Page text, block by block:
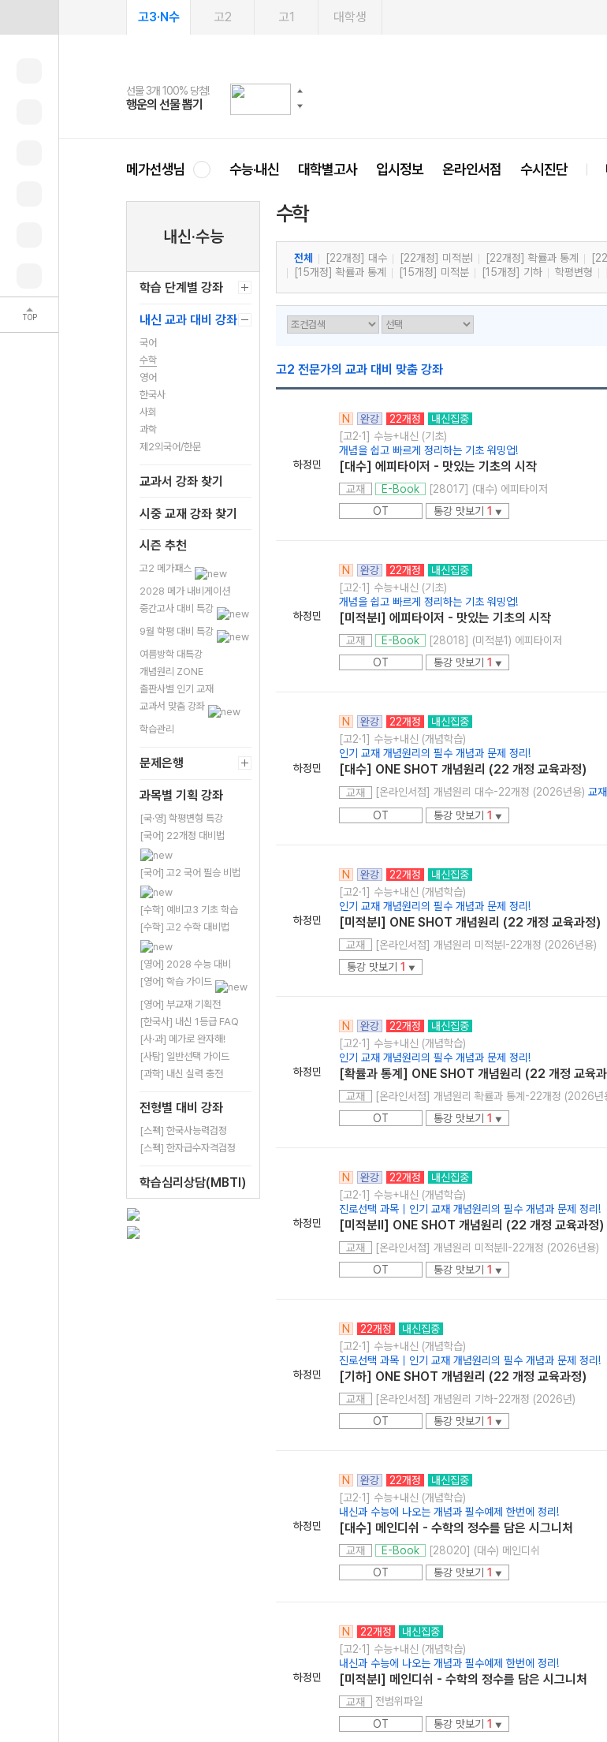
TOP
고3·N수 고2 고1 대학생
메가스터디
선물 3개 100% 당첨!
행운의 선물 뽑기
선물 100% 증정!
메가스터디 X 올리브
여름방학 스터디 캐시백
메가런 썸머스쿨
2027 러셀 단과
강사 공개선발
스마트러닝앱
설문 EVENT
메가패스
3일 무료 체험권
메가패스 수강생 무료혜택!
메가클럽 멤버십
사회공헌 캠페인
희망이룸 메가나눔
메가선생님 수능·내신 대학별고사 입시정보 온라인서점 수시진단
내신·수능
학습 단계별 강좌
내신 교과 대비 강좌
국어
수학
영어
한국사
사회
과학
제2외국어/한문
교과서 강좌 찾기
시중 교재 강좌 찾기
시즌 추천
고2 메가패스
2028 메가 내비게이션
중간고사 대비 특강
9월 학평 대비 특강
여름방학 대특강
개념원리 ZONE
출판사별 인기 교재
교과서 맞춤 강좌
학습관리
문제은행
과목별 기획 강좌
[국·영] 학평변형 특강
[국어] 22개정 대비법
[국어] 고2 국어 필승 비법
[수학] 예비고3 기초 학습
[수학] 고2 수학 대비법
[영어] 2028 수능 대비
[영어] 학습 가이드
[영어] 부교재 기획전
[한국사] 내신 1등급 FAQ
[사·과] 메가로 완자해!
[사탐] 일반선택 가이드
[과학] 내신 실력 충전
전형별 대비 강좌
[스펙] 한국사능력검정
[스펙] 한자급수자격검정
학습심리상담(MBTI)
수학
전체 [22개정] 대수 [22개정] 미적분l [22개정] 확률과 통계
[15개정] 확률과 통계
[15개정] 미적분 [15개정] 기하 학평변형
고2 전문가의 교과 대비 맞춤 강좌
하정민
N 완강 22개정
내신집중
[고2·1] 수능+내신 (기초)
개념을 쉽고 빠르게 정리하는 기초 워밍업!
[대수] 에피타이저 - 맛있는 기초의 시작
교재 E-Book
[28017] (대수) 에피타이저
OT
통강 맛보기 1 ▼
하정민
N 완강 22개정
내신집중
[고2·1] 수능+내신 (기초)
개념을 쉽고 빠르게 정리하는 기초 워밍업!
[미적분l] 에피타이저 - 맛있는 기초의 시작
교재 E-Book
[28018] (미적분1) 에피타이저
OT
통강 맛보기 1 ▼
하정민
N 완강 22개정
내신집중
[고2·1] 수능+내신 (개념학습)
인기 교재 개념원리의 필수 개념과 문제 정리!
[대수] ONE SHOT 개념원리 (22 개정 교육과정)
교재 [온라인서점] 개념원리 대수-22개정 (2026년용) 교
OT
통강 맛보기 1 ▼
하정민
N 완강 22개정
내신집중
[고2·1] 수능+내신 (개념학습)
인기 교재 개념원리의 필수 개념과 문제 정리!
[미적분l] ONE SHOT 개념원리 (22 개정 교육과정)
교재
[온라인서점] 개념원리 미적분I-22개정 (2026년용)
통강 맛보기 1 ▼
하정민
N 완강 22개정
내신집중
[고2·1] 수능+내신 (개념학습)
인기 교재 개념원리의 필수 개념과 문제 정리!
[확률과 통계] ONE SHOT 개념원리 (22 개정 교육
교재
[온라인서점] 개념원리 확률과 통계-22개정 (2026년
OT
통강 맛보기 1 ▼
하정민
N 완강 22개정
내신집중
[고2·1] 수능+내신 (개념학습)
진로선택 과목｜인기 교재 개념원리의 필수 개념과 문제 정리!
[미적분ll] ONE SHOT 개념원리 (22 개정 교육과정)
교재
[온라인서점] 개념원리 미적분II-22개정 (2026년용)
OT
통강 맛보기 1 ▼
하정민
N 22개정
내신집중
[고2·1] 수능+내신 (개념학습)
진로선택 과목｜인기 교재 개념원리의 필수 개념과 문제 정리!
[기하] ONE SHOT 개념원리 (22 개정 교육과정)
교재
[온라인서점] 개념원리 기하-22개정 (2026년)
OT
통강 맛보기 1 ▼
하정민
N 완강 22개정
내신집중
[고2·1] 수능+내신 (개념학습)
내신과 수능에 나오는 개념과 필수예제 한번에 정리!
[대수] 메인디쉬 - 수학의 정수를 담은 시그니처
교재 E-Book
[28020] (대수) 메인디쉬
OT
통강 맛보기 1 ▼
하정민
N 22개정
내신집중
[고2·1] 수능+내신 (개념학습)
내신과 수능에 나오는 개념과 필수예제 한번에 정리!
[미적분l] 메인디쉬 - 수학의 정수를 담은 시그니처
교재
전범위파일
OT
통강 맛보기 1 ▼